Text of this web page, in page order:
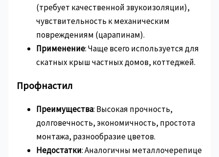
(требует качественной звукоизоляции),
чувствительность к механическим
повреждениям (царапинам).
Применение: Чаще всего используется для
скатных крыш частных домов, коттеджей.
Профнастил
Преимущества: Высокая прочность,
долговечность, экономичность, простота
монтажа, разнообразие цветов.
Недостатки: Аналогичны металлочерепице